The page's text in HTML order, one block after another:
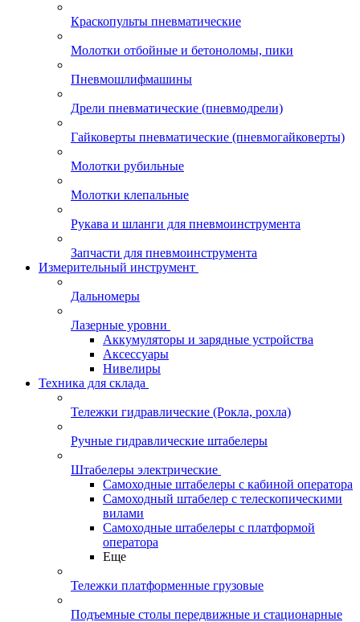
Краскопульты пневматические
Молотки отбойные и бетоноломы, пики
Пневмошлифмашины
Дрели пневматические (пневмодрели)
Гайковерты пневматические (пневмогайковерты)
Молотки рубильные
Молотки клепальные
Рукава и шланги для пневмоинструмента
Запчасти для пневмоинструмента
Измерительный инструмент
Дальномеры
Лазерные уровни
Аккумуляторы и зарядные устройства
Аксессуары
Нивелиры
Техника для склада
Тележки гидравлические (Рокла, рохла)
Ручные гидравлические штабелеры
Штабелеры электрические
Самоходные штабелеры с кабиной оператора
Самоходный штабелер с телескопическими
вилами
Самоходные штабелеры с платформой
оператора
Еще
Тележки платформенные грузовые
Подъемные столы передвижные и стационарные